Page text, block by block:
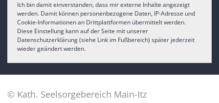
Ich bin damit einverstanden, dass mir externe Inhalte angezeigt
werden. Damit können personenbezogene Daten, IP-Adresse und
Cookie-Informationen an Drittplattformen übermittelt werden.
Diese Einstellung kann auf der Seite mit unserer
Datenschutzerklärung (siehe Link im Fußbereich) später jederzeit
wieder geändert werden.
© Kath. Seelsorgebereich Main-Itz